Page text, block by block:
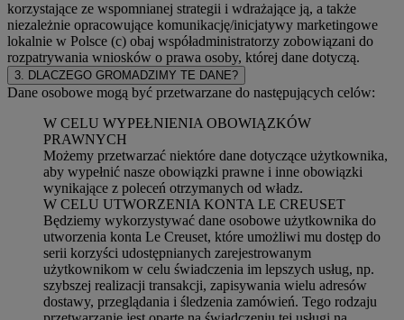
korzystające ze wspomnianej strategii i wdrażające ją, a także
niezależnie opracowujące komunikację/inicjatywy marketingowe
lokalnie w Polsce (c) obaj współadministratorzy zobowiązani do
rozpatrywania wniosków o prawa osoby, której dane dotyczą.
3. DLACZEGO GROMADZIMY TE DANE?
Dane osobowe mogą być przetwarzane do następujących celów:
W CELU WYPEŁNIENIA OBOWIĄZKÓW
PRAWNYCH
Możemy przetwarzać niektóre dane dotyczące użytkownika,
aby wypełnić nasze obowiązki prawne i inne obowiązki
wynikające z poleceń otrzymanych od władz.
W CELU UTWORZENIA KONTA LE CREUSET
Będziemy wykorzystywać dane osobowe użytkownika do
utworzenia konta Le Creuset, które umożliwi mu dostęp do
serii korzyści udostępnianych zarejestrowanym
użytkownikom w celu świadczenia im lepszych usług, np.
szybszej realizacji transakcji, zapisywania wielu adresów
dostawy, przeglądania i śledzenia zamówień. Tego rodzaju